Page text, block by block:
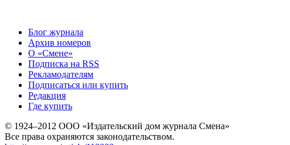
Блог журнала
Архив номеров
О «Смене»
Подписка на RSS
Рекламодателям
Подписаться или купить
Редакция
Где купить
© 1924–2012 ООО «Издательский дом журнала Смена»
Все права охраняются законодательством.